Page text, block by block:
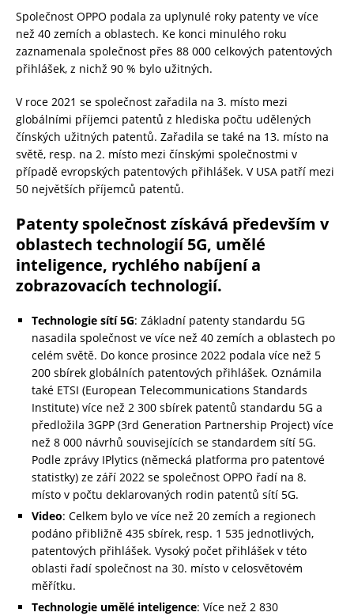
Společnost OPPO podala za uplynulé roky patenty ve více
než 40 zemích a oblastech. Ke konci minulého roku
zaznamenala společnost přes 88 000 celkových patentových
přihlášek, z nichž 90 % bylo užitných.
V roce 2021 se společnost zařadila na 3. místo mezi
globálními příjemci patentů z hlediska počtu udělených
čínských užitných patentů. Zařadila se také na 13. místo na
světě, resp. na 2. místo mezi čínskými společnostmi v
případě evropských patentových přihlášek. V USA patří mezi
50 největších příjemců patentů.
Patenty společnost získává především v
oblastech technologií 5G, umělé
inteligence, rychlého nabíjení a
zobrazovacích technologií.
Technologie sítí 5G: Základní patenty standardu 5G
nasadila společnost ve více než 40 zemích a oblastech po
celém světě. Do konce prosince 2022 podala více než 5
200 sbírek globálních patentových přihlášek. Oznámila
také ETSI (European Telecommunications Standards
Institute) více než 2 300 sbírek patentů standardu 5G a
předložila 3GPP (3rd Generation Partnership Project) více
než 8 000 návrhů souvisejících se standardem sítí 5G.
Podle zprávy IPlytics (německá platforma pro patentové
statistky) ze září 2022 se společnost OPPO řadí na 8.
místo v počtu deklarovaných rodin patentů sítí 5G.
Video: Celkem bylo ve více než 20 zemích a regionech
podáno přibližně 435 sbírek, resp. 1 535 jednotlivých,
patentových přihlášek. Vysoký počet přihlášek v této
oblasti řadí společnost na 30. místo v celosvětovém
měřítku.
Technologie umělé inteligence: Více než 2 830